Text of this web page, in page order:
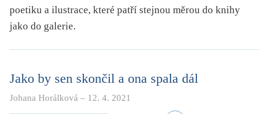
poetiku a ilustrace, které patří stejnou měrou do knihy
jako do galerie.
Jako by sen skončil a ona spala dál
Johana Horálková – 12. 4. 2021